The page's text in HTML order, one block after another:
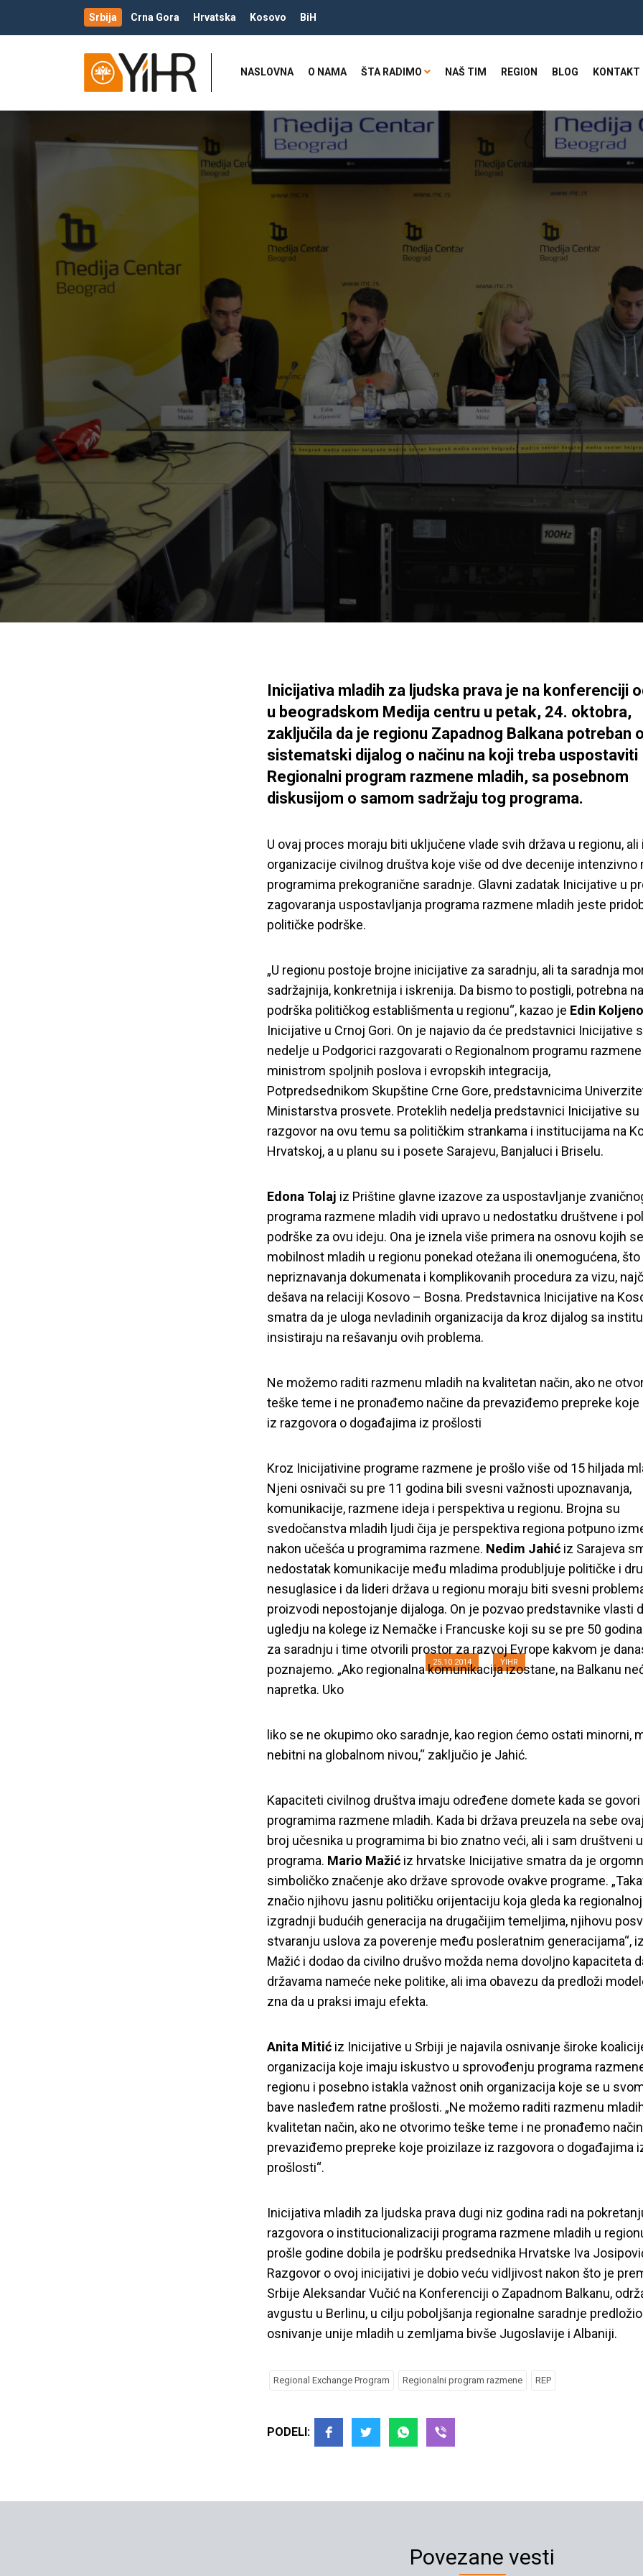
Srbija Crna Gora Hrvatska Kosovo BiH
NASLOVNA O NAMA ŠTA RADIMO NAŠ TIM REGION BLOG KONTAKT
Regionu potrebna javna
uspostavljanju programa
25.10.2014 YIHR
Inicijativa mladih za ljudska prava je na konferenciji
u beogradskom Medija centru u petak, 24. oktobra,
zaključila da je regionu Zapadnog Balkana potreban
sistematski dijalog o načinu na koji treba uspostaviti
Regionalni program razmene mladih, sa posebnom
diskusijom o samom sadržaju tog programa.
U ovaj proces moraju biti uključene vlade svih država u regionu, ali
organizacije civilnog društva koje više od dve decenije intenzivno
programima prekogranične saradnje. Glavni zadatak Inicijative u
zagovaranja uspostavljanja programa razmene mladih jeste
političke podrške.
„U regionu postoje brojne inicijative za saradnju, ali ta saradnja
sadržajnija, konkretnija i iskrenija. Da bismo to postigli, potrebna
podrška političkog establišmenta u regionu“, kazao je Edin
Inicijative u Crnoj Gori. On je najavio da će predstavnici Inicijative
nedelje u Podgorici razgovarati o Regionalnom programu
ministrom spoljnih poslova i evropskih integracija,
Potpredsednikom Skupštine Crne Gore, predstavnicima
Ministarstva prosvete. Proteklih nedelja predstavnici Inicijative su
razgovor na ovu temu sa političkim strankama i institucijama na
Hrvatskoj, a u planu su i posete Sarajevu, Banjaluci i Briselu.
Edona Tolaj iz Prištine glavne izazove za uspostavljanje
programa razmene mladih vidi upravo u nedostatku društvene i
podrške za ovu ideju. Ona je iznela više primera na osnovu kojih
mobilnost mladih u regionu ponekad otežana ili onemogućena, što
nepriznavanja dokumenata i komplikovanih procedura za vizu,
dešava na relaciji Kosovo – Bosna. Predstavnica Inicijative na
smatra da je uloga nevladinih organizacija da kroz dijalog sa
insistiraju na rešavanju ovih problema.
Ne možemo raditi razmenu mladih na kvalitetan način, ako ne
teške teme i ne pronađemo načine da prevaziđemo prepreke koje
iz razgovora o događajima iz prošlosti
Kroz Inicijativine programe razmene je prošlo više od 15 hiljada
Njeni osnivači su pre 11 godina bili svesni važnosti upoznavanja,
komunikacije, razmene ideja i perspektiva u regionu. Brojna su
svedočanstva mladih ljudi čija je perspektiva regiona potpuno
nakon učešća u programima razmene. Nedim Jahić iz Sarajeva
nedostatak komunikacije među mladima produbljuje političke i
nesuglasice i da lideri država u regionu moraju biti svesni
proizvodi nepostojanje dijaloga. On je pozvao predstavnike vlasti
ugledju na kolege iz Nemačke i Francuske koji su se pre 50
za saradnju i time otvorili prostor za razvoj Evrope kakvom je
poznajemo. „Ako regionalna komunikacija izostane, na Balkanu
napretka. Uko
liko se ne okupimo oko saradnje, kao region ćemo ostati minorni,
nebitni na globalnom nivou,“ zaključio je Jahić.
Kapaciteti civilnog društva imaju određene domete kada se govori
programima razmene mladih. Kada bi država preuzela na sebe
broj učesnika u programima bi bio znatno veći, ali i sam društveni
programa. Mario Mažić iz hrvatske Inicijative smatra da je
simboličko značenje ako države sprovode ovakve programe.
značio njihovu jasnu političku orijentaciju koja gleda ka
izgradnji budućih generacija na drugačijim temeljima, njihovu
stvaranju uslova za poverenje među posleratnim generacijama“,
Mažić i dodao da civilno drušvo možda nema dovoljno kapaciteta
državama nameće neke politike, ali ima obavezu da predloži
zna da u praksi imaju efekta.
Anita Mitić iz Inicijative u Srbiji je najavila osnivanje široke
organizacija koje imaju iskustvo u sprovođenju programa
regionu i posebno istakla važnost onih organizacija koje se u
bave nasleđem ratne prošlosti. „Ne možemo raditi razmenu
kvalitetan način, ako ne otvorimo teške teme i ne pronađemo
prevaziđemo prepreke koje proizilaze iz razgovora o događajima
prošlosti“.
Inicijativa mladih za ljudska prava dugi niz godina radi na
razgovora o institucionalizaciji programa razmene mladih u
prošle godine dobila je podršku predsednika Hrvatske Iva
Razgovor o ovoj inicijativi je dobio veću vidljivost nakon što je
Srbije Aleksandar Vučić na Konferenciji o Zapadnom Balkanu,
avgustu u Berlinu, u cilju poboljšanja regionalne saradnje predložio
osnivanje unije mladih u zemljama bivše Jugoslavije i Albaniji.
Regional Exchange Program Regionalni program razmene REP
PODELI:
Povezane vesti